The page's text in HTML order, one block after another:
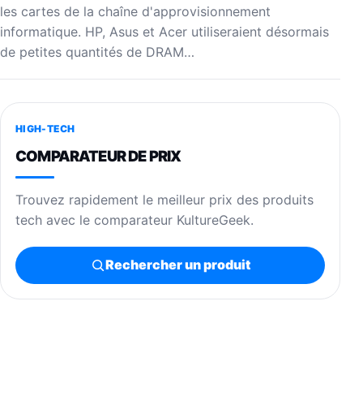
les cartes de la chaîne d'approvisionnement
informatique. HP, Asus et Acer utiliseraient désormais
de petites quantités de DRAM…
HIGH-TECH
COMPARATEUR DE PRIX
Trouvez rapidement le meilleur prix des produits
tech avec le comparateur KultureGeek.
Rechercher un produit